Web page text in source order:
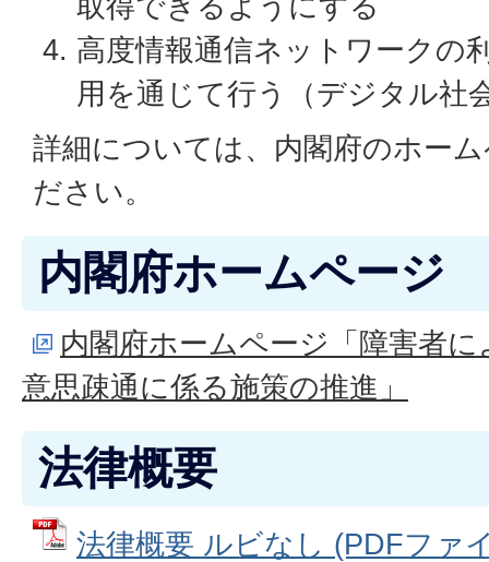
高度情報通信ネットワークの
用を通じて行う（デジタル社
詳細については、内閣府のホー
ださい。
内閣府ホームページ
内閣府ホームページ「障害者
意思疎通に係る施策の推進」
法律概要
法律概要 ルビなし (PDFファ